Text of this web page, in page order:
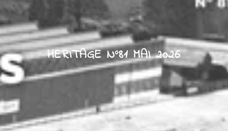
HERITAGE N°81 MAI 2026